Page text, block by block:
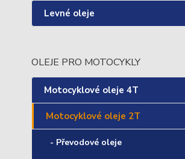
Levné oleje
OLEJE PRO MOTOCYKLY
Motocyklové oleje 4T
Motocyklové oleje 2T
- Převodové oleje